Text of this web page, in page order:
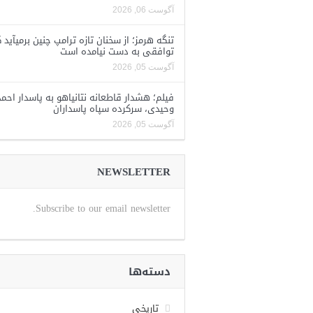
آگوست 06, 2026
تنگه هرمز؛ از سخنان تازه ترامپ چنین
توافقی به دست نیامده است
آگوست 05, 2026
فیلم؛ هشدار قاطعانه نتانیاهو به پاسدار
وحیدی، سرکرده سپاه پاسداران
آگوست 05, 2026
NEWSLETTER
Subscribe to our email newsletter.
دسته‌ها
تاریخی